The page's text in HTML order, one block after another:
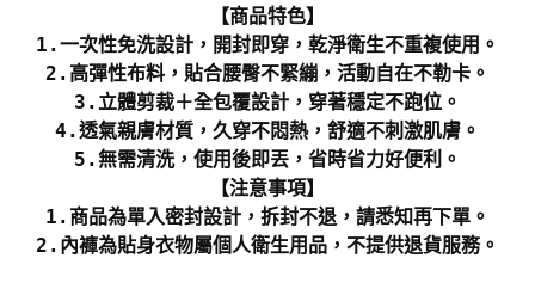
【商品特色】
1.一次性免洗設計，開封即穿，乾淨衛生不重複使用。
2.高彈性布料，貼合腰臀不緊繃，活動自在不勒卡。
3.立體剪裁＋全包覆設計，穿著穩定不跑位。
4.透氣親膚材質，久穿不悶熱，舒適不刺激肌膚。
5.無需清洗，使用後即丟，省時省力好便利。
【注意事項】
1.商品為單入密封設計，拆封不退，請悉知再下單。
2.內褲為貼身衣物屬個人衛生用品，不提供退貨服務。